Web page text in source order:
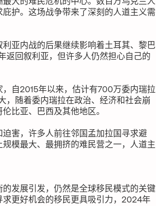
护。这场战争带来了深刻的人道主义需
亚内战的后果继续影响着土耳其、黎巴
返回叙利亚，但许多人仍然担心自己的
自2015年以来，估计有700万委内瑞拉
，随着委内瑞拉在政治、经济和社会崩
比亚、巴西及其他地区。
害，许多人前往邻国孟加拉国寻求避
模最大、最拥挤的难民营之一，人道主
发展引发，仍然是全球移民模式的关键
更好机会的移民更具吸引力，2024年